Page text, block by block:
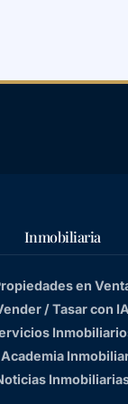
Inmobiliaria
en
/ Tasar con IA
Academia